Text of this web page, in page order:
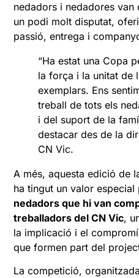
nedadors i nedadores
un podi molt disputat,
passió, entrega i
“Ha estat una Copa
la força i la unitat de
exemplars. Ens
treball de tots els
i del suport de la
destacar des de la
CN Vic.
A més, aquesta edició de
ha tingut un valor
nedadors que hi van
treballadors del CN Vic,
la implicació i el
que formen part del
La competició,